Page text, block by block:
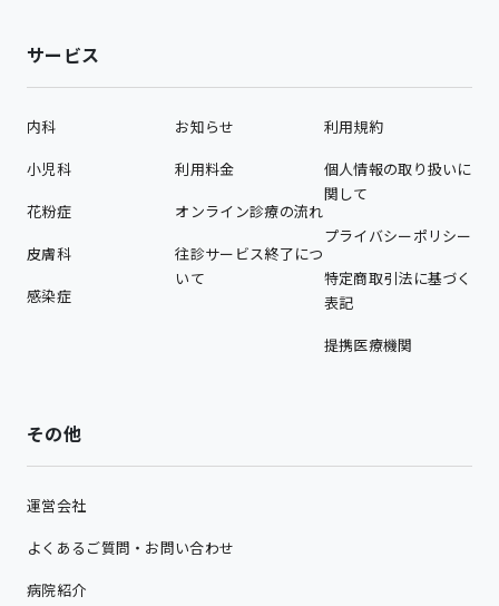
サービス
内科
小児科
花粉症
皮膚科
感染症
お知らせ
利用料金
オンライン診療の流れ
往診サービス終了につ
いて
利用規約
個人情報の取り扱いに
関して
プライバシーポリシー
特定商取引法に基づく
表記
提携医療機関
その他
運営会社
よくあるご質問・お問い合わせ
病院紹介